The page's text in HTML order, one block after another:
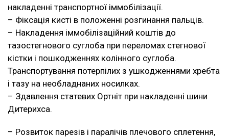
накладенні транспортної іммобілізації.
– Фіксація кисті в положенні розгинання пальців.
– Накладення іммобілізаційний коштів до
тазостегнового суглоба при переломах стегнової
кістки і пошкодженнях колінного суглоба.
Транспортування потерпілих з ушкодженнями хребта
і тазу на необладнаних носилках.
– Здавлення статевих Ортніт при накладенні шини
Дитерихса.
– Розвиток парезів і паралічів плечового сплетення,